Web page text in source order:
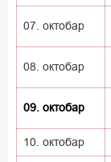
07. октобар
08. октобар
09. октобар
10. октобар